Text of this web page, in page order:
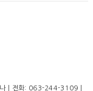
나 | 전화: 063-244-3109 |